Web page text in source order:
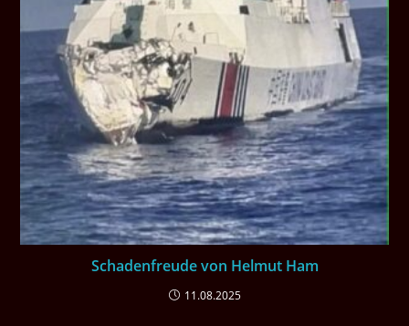
Schadenfreude von Helmut Ham
11.08.2025